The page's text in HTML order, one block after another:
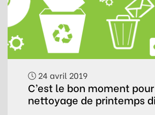
24 avril 2019
C’est le bon moment
nettoyage de printemps